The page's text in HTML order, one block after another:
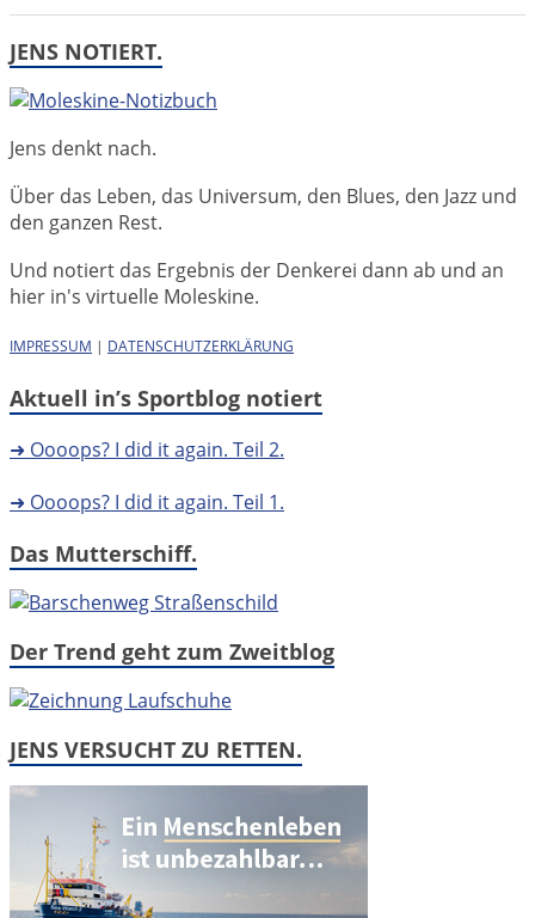
JENS NOTIERT.
Jens denkt nach.
Über das Leben, das Universum, den Blues, den Jazz und
den ganzen Rest.
Und notiert das Ergebnis der Denkerei dann ab und an
hier in's virtuelle Moleskine.
IMPRESSUM | DATENSCHUTZERKLÄRUNG
Aktuell in’s Sportblog notiert
➜ Oooops? I did it again. Teil 2.
➜ Oooops? I did it again. Teil 1.
Das Mutterschiff.
Der Trend geht zum Zweitblog
JENS VERSUCHT ZU RETTEN.